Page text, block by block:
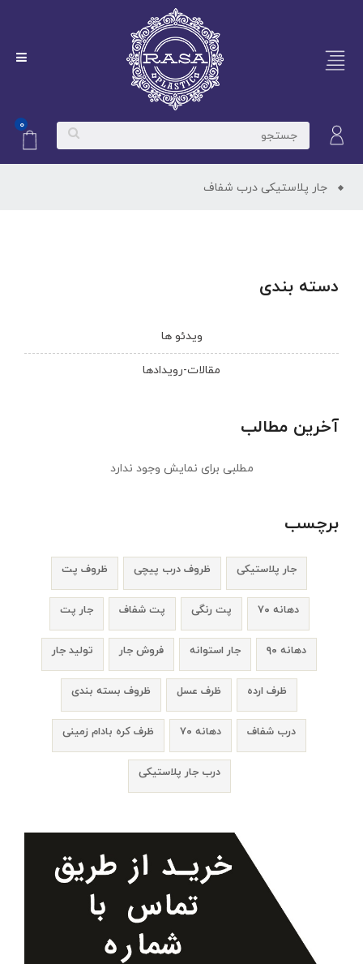
۰
جار پلاستیکی درب شفاف
دسته بندی
ویدئو ها
مقالات-رویدادها
آخرین مطالب
مطلبی برای نمایش وجود ندارد
برچسب
ظروف پت ظروف درب پیچی جار پلاستیکی
جار پت پت شفاف پت رنگی دهانه ۷۰
تولید جار فروش جار جار استوانه دهانه ۹۰
ظروف بسته بندی ظرف عسل ظرف ارده
ظرف کره بادام زمینی دهانه ۷۰ درب شفاف
درب جار پلاستیکی